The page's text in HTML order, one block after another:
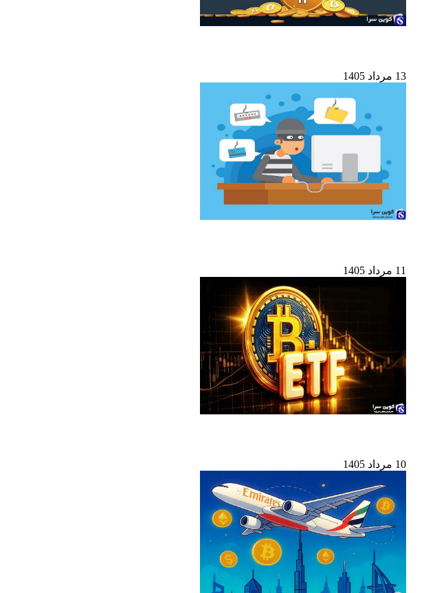
13 مرداد 1405
11 مرداد 1405
10 مرداد 1405